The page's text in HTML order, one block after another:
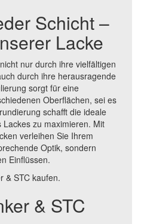
Schicht –
Lacke
nur durch ihre vielfältigen
durch ihre herausragende
sorgt für eine
Oberflächen, sei es
schafft die ideale
zu maximieren. Mit
verleihen Sie Ihrem
Optik, sondern
Einflüssen.
& STC kaufen.
& STC